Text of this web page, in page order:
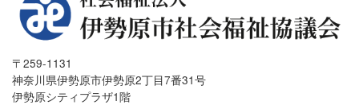
〒259-1131
神奈川県伊勢原市伊勢原2丁目7番31号
伊勢原シティプラザ1階